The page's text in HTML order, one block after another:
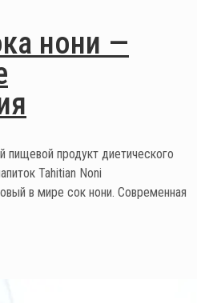
нони —
пищевой продукт диетического
Tahitian Noni
в мире сок нони. Современная